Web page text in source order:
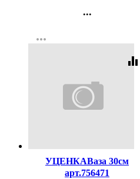
...
Регистрация
more_horiz
equalizer
УЦЕНКАВаза 30см
арт.756471